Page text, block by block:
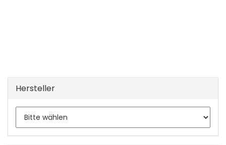
Hersteller